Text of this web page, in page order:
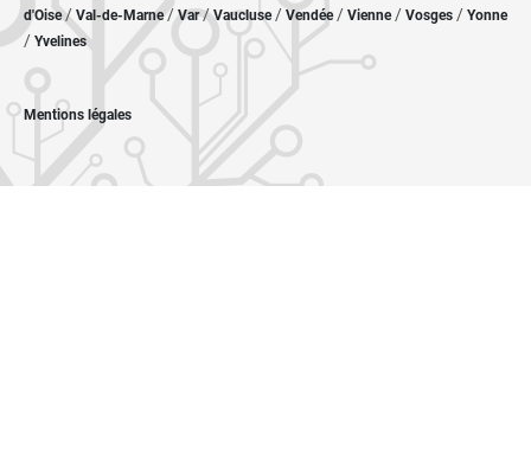
d'Oise/ Val-de-Marne/Var/Vaucluse/ Vendée/ Vienne/ Vosges / Yonne
/ Yvelines
Mentions légales